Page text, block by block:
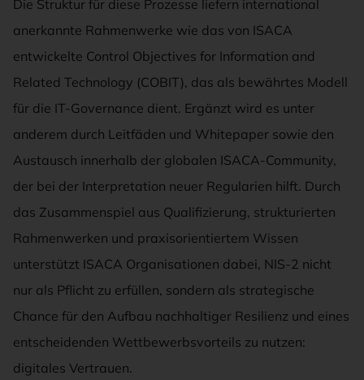
Die Struktur für diese Prozesse liefern international
anerkannte Rahmenwerke wie das von ISACA
entwickelte Control Objectives for Information and
Related Technology (COBIT), das als bewährtes Modell
für die IT-Governance dient. Ergänzt wird es unter
anderem durch Leitfäden und Whitepaper sowie den
Austausch innerhalb der globalen ISACA-Community,
der bei der Interpretation neuer Regularien hilft. Durch
das Zusammenspiel aus Qualifizierung, strukturierten
Rahmenwerken und praxisorientiertem Wissen
unterstützt ISACA Organisationen dabei, NIS-2 nicht
nur als Pflicht zu erfüllen, sondern als strategische
Chance für den Aufbau nachhaltiger Resilienz und eines
entscheidenden Wettbewerbsvorteils zu nutzen:
digitales Vertrauen.